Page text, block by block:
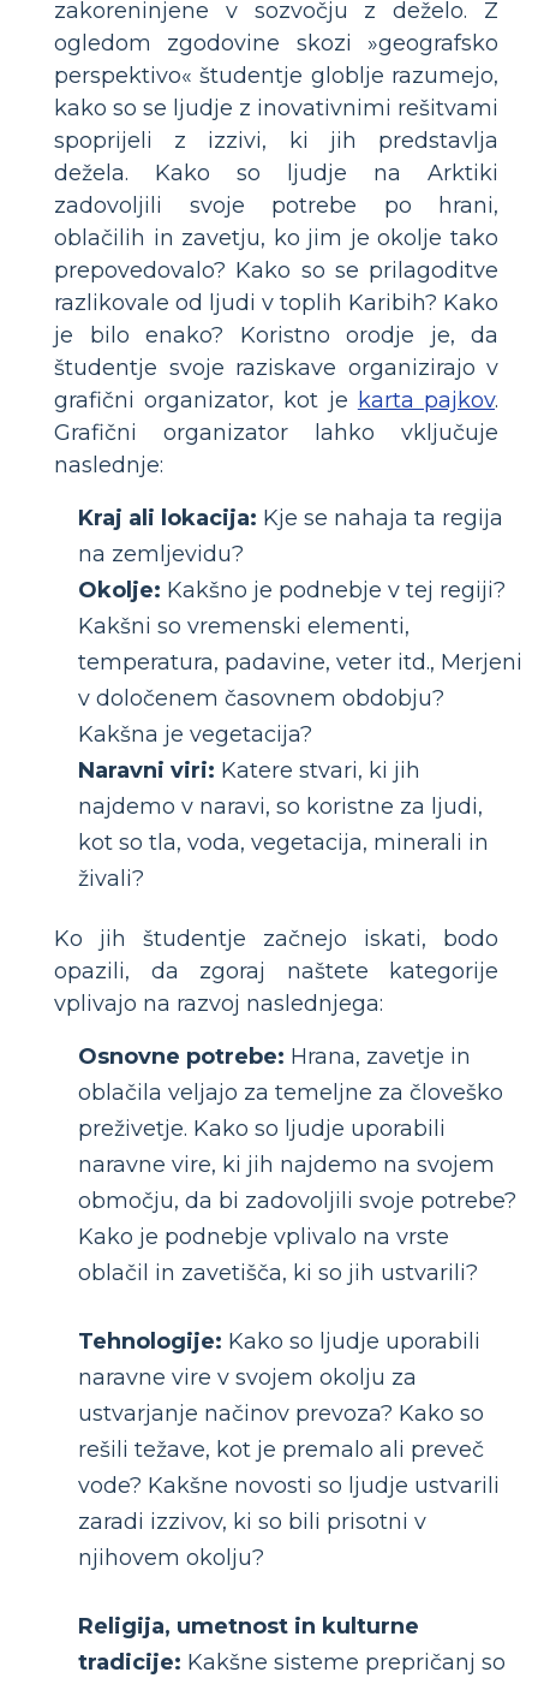
zakoreninjene v sozvočju z deželo. Z
ogledom zgodovine skozi »geografsko
perspektivo« študentje globlje razumejo,
kako so se ljudje z inovativnimi rešitvami
spoprijeli z izzivi, ki jih predstavlja
dežela. Kako so ljudje na Arktiki
zadovoljili svoje potrebe po hrani,
oblačilih in zavetju, ko jim je okolje tako
prepovedovalo? Kako so se prilagoditve
razlikovale od ljudi v toplih Karibih? Kako
je bilo enako? Koristno orodje je, da
študentje svoje raziskave organizirajo v
grafični organizator, kot je karta pajkov.
Grafični organizator lahko vključuje
naslednje:
Kraj ali lokacija: Kje se nahaja ta regija
na zemljevidu?
Okolje: Kakšno je podnebje v tej regiji?
Kakšni so vremenski elementi,
temperatura, padavine, veter itd., Merjeni
v določenem časovnem obdobju?
Kakšna je vegetacija?
Naravni viri: Katere stvari, ki jih
najdemo v naravi, so koristne za ljudi,
kot so tla, voda, vegetacija, minerali in
živali?
Ko jih študentje začnejo iskati, bodo
opazili, da zgoraj naštete kategorije
vplivajo na razvoj naslednjega:
Osnovne potrebe: Hrana, zavetje in
oblačila veljajo za temeljne za človeško
preživetje. Kako so ljudje uporabili
naravne vire, ki jih najdemo na svojem
območju, da bi zadovoljili svoje potrebe?
Kako je podnebje vplivalo na vrste
oblačil in zavetišča, ki so jih ustvarili?
Tehnologije: Kako so ljudje uporabili
naravne vire v svojem okolju za
ustvarjanje načinov prevoza? Kako so
rešili težave, kot je premalo ali preveč
vode? Kakšne novosti so ljudje ustvarili
zaradi izzivov, ki so bili prisotni v
njihovem okolju?
Religija, umetnost in kulturne
tradicije: Kakšne sisteme prepričanj so